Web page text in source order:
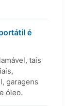
é
tais
garagens
óleo.